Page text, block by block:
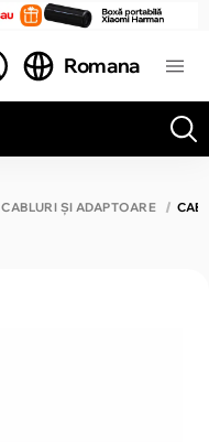
Romana
CABLURI ȘI ADAPTOARE